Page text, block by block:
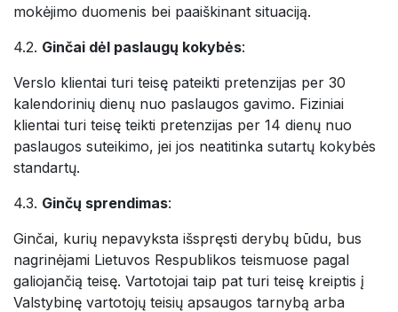
mokėjimo duomenis bei paaiškinant situaciją.
4.2. Ginčai dėl paslaugų kokybės:
Verslo klientai turi teisę pateikti pretenzijas per 30
kalendorinių dienų nuo paslaugos gavimo. Fiziniai
klientai turi teisę teikti pretenzijas per 14 dienų nuo
paslaugos suteikimo, jei jos neatitinka sutartų kokybės
standartų.
4.3. Ginčų sprendimas:
Ginčai, kurių nepavyksta išspręsti derybų būdu, bus
nagrinėjami Lietuvos Respublikos teismuose pagal
galiojančią teisę. Vartotojai taip pat turi teisę kreiptis į
Valstybinę vartotojų teisių apsaugos tarnybą arba